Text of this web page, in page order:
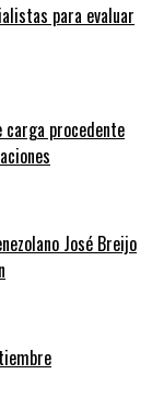
para evaluar
carga procedente
José Breijo